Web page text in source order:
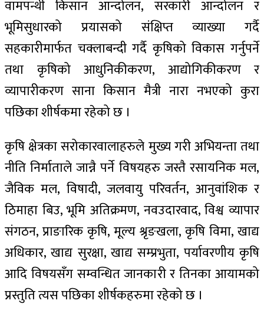
वामपन्थी किसान आन्दोलन, सरकारी आन्दोलन र
भूमिसुधारको प्रयासको संक्षिप्त व्याख्या गर्दै
सहकारीमार्फत चक्लाबन्दी गर्दै कृषिको विकास गर्नुपर्ने
तथा कृषिको आधुनिकीकरण, आद्योगिकीकरण र
व्यापारीकरण साना किसान मैत्री नारा नभएको कुरा
पछिका शीर्षकमा रहेको छ ।
कृषि क्षेत्रका सरोकारवालाहरुले मुख्य गरी अभियन्ता तथा
नीति निर्माताले जान्नै पर्ने विषयहरु जस्तै रसायनिक मल,
जैविक मल, विषादी, जलवायु परिवर्तन, आनुवांशिक र
ठिमाहा बिउ, भूमि अतिक्रमण, नवउदारवाद, विश्व व्यापार
संगठन, प्राङारिक कृषि, मूल्य श्रृङखला, कृषि विमा, खाद्य
अधिकार, खाद्य सुरक्षा, खाद्य सम्प्रभुता, पर्यावरणीय कृषि
आदि विषयसँग सम्वन्धित जानकारी र तिनका आयामको
प्रस्तुति त्यस पछिका शीर्षकहरुमा रहेको छ ।